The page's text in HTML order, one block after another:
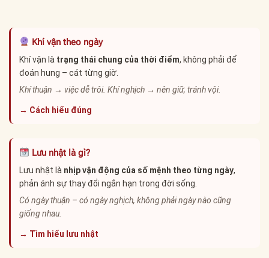
Khí vận theo ngày
Khí vận là trạng thái chung của thời điểm, không phải để
đoán hung – cát từng giờ.
Khí thuận → việc dễ trôi. Khí nghịch → nên giữ, tránh vội.
→ Cách hiểu đúng
Lưu nhật là gì?
Lưu nhật là nhịp vận động của số mệnh theo từng ngày,
phản ánh sự thay đổi ngắn hạn trong đời sống.
Có ngày thuận – có ngày nghịch, không phải ngày nào cũng
giống nhau.
→ Tìm hiểu lưu nhật